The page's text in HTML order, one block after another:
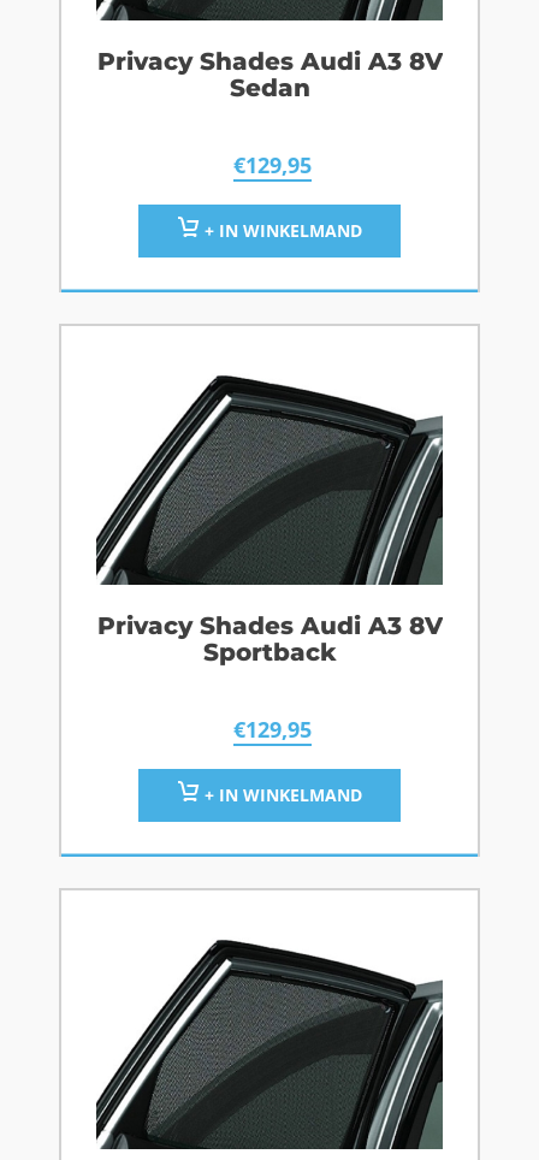
Privacy Shades Audi A3 8V
Sedan
€129,95
+ IN WINKELMAND
Privacy Shades Audi A3 8V
Sportback
€129,95
+ IN WINKELMAND